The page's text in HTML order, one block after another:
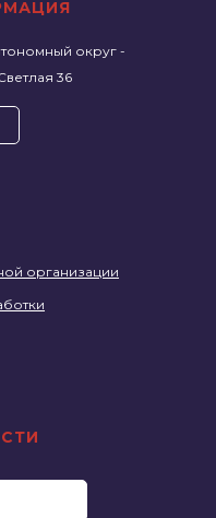
округ -
36
организации